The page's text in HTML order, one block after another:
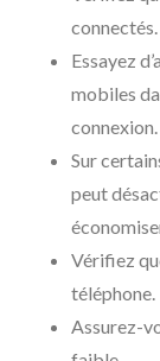
connectés.
Essayez
mobiles
connexion.
Sur
peut
Vérifiez
téléphone.
Assurez-